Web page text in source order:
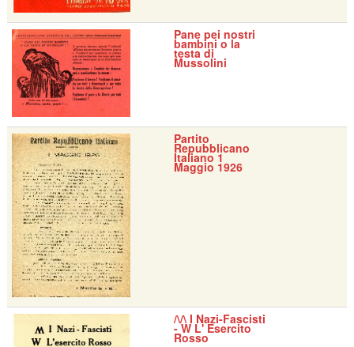
Pane pei nostri
bambini o la
testa di
Mussolini
Partito
Repubblicano
Italiano 1
Maggio 1926
/\/\ I Nazi-Fascisti
- W L' Esercito
Rosso